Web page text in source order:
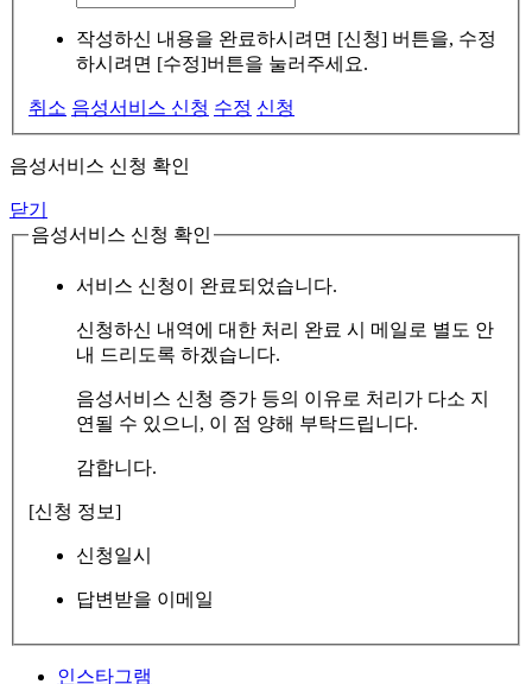
작성하신 내용을 완료하시려면 [신청] 버튼을, 수정
하시려면 [수정]버튼을 눌러주세요.
취소 음성서비스 신청 수정 신청
음성서비스 신청 확인
닫기
음성서비스 신청 확인
서비스 신청이 완료되었습니다.
신청하신 내역에 대한 처리 완료 시 메일로 별도 안
내 드리도록 하겠습니다.
음성서비스 신청 증가 등의 이유로 처리가 다소 지
연될 수 있으니, 이 점 양해 부탁드립니다.
감합니다.
[신청 정보]
신청일시
답변받을 이메일
인스타그램